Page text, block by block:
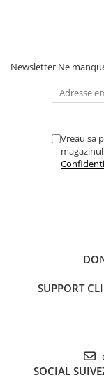
Newsletter Ne
Vreau sa
SUPPORT
SOCIAL